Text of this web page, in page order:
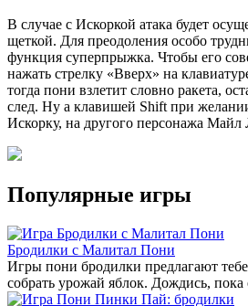
В случае с Искоркой атака будет
щеткой. Для преодоления особо
функция суперпрыжка. Чтобы его
нажать стрелку «Вверх» на
тогда пони взлетит словно ракета,
след. Ну а клавишей Shift при
Искорку, на другого персонажа
Популярные игры
Бродилки с Малитал Пони
Игры пони бродилки предлагают
собрать урожай яблок. Дождись,